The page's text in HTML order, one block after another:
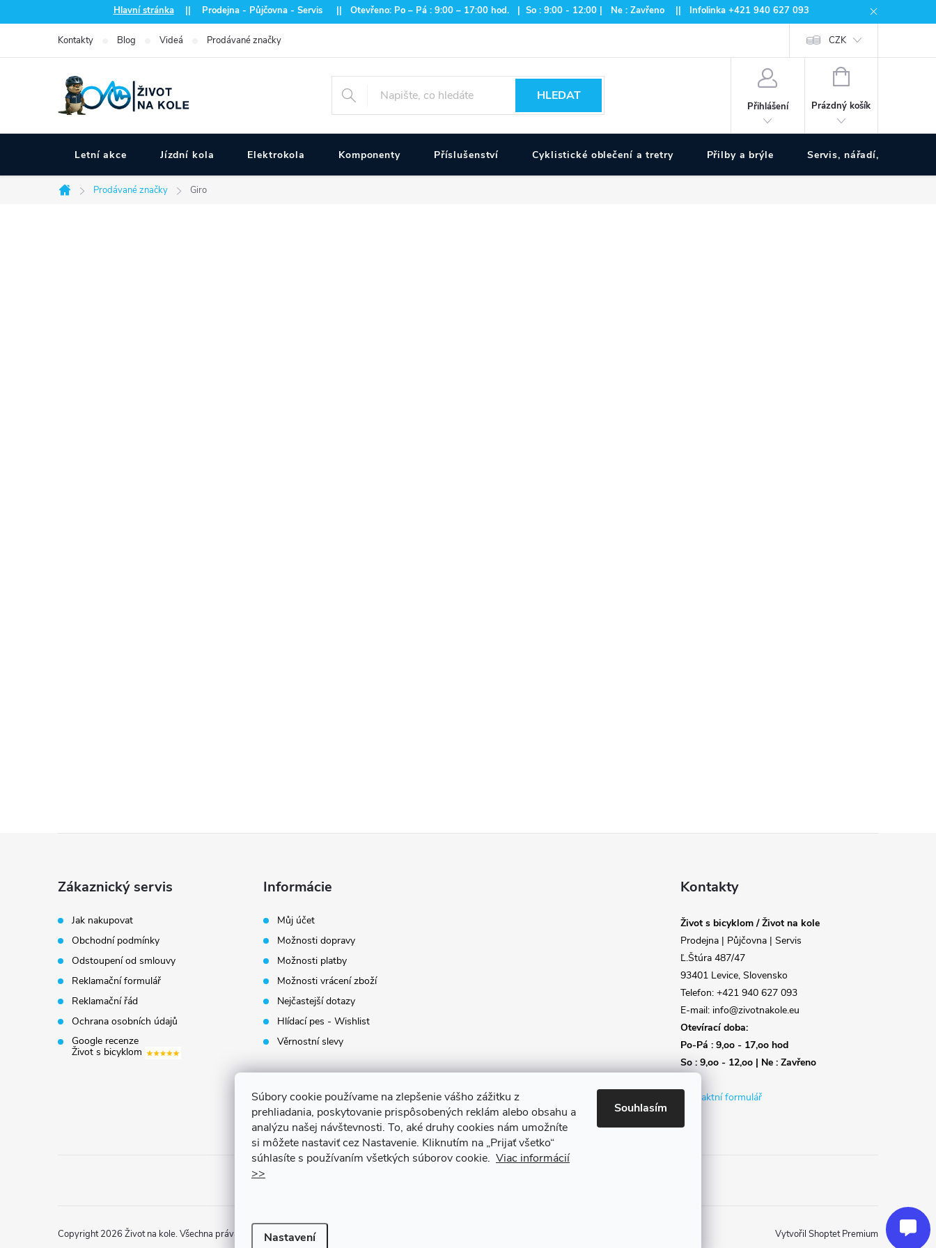
Súbory cookie používame na zlepšenie vášho zážitku z
prehliadania, poskytovanie prispôsobených reklám alebo obsahu a
analýzu našej návštevnosti. To, aké druhy cookies nám umožníte
si môžete nastaviť cez Nastavenie. Kliknutím na „Prijať všetko“
súhlasíte s používaním všetkých súborov cookie. Viac informácií
>>
Nastavení
Souhlasím
na
Hlavní stránka|| Prodejna - Půjčovna - Servis || Otevřeno: Po – Pá : 9:00 – 17:00 hod. | So : 9:00 - 12:00 | Ne : Zavřeno || Infolinka +421 940 627 093
Kontakty Blog Videá Prodávané značky CZK
HLEDAT
Přihlášení
NÁKUPNÍ
Prázdný košík
Letní akce Jízdní kola Elektrokola Komponenty Příslušenství Cyklistické oblečení a tretry Přilby a brýle Servis, nářadí, pumpy
Domů
Prodávané značky Giro
Zákaznický servis
Jak nakupovat
Obchodní podmínky
Odstoupení od smlouvy
Reklamační formulář
Reklamační řád
Ochrana osobních údajů
Google recenze
Život s bicyklom
Informácie
Můj účet
Možnosti dopravy
Možnosti platby
Možnosti vrácení zboží
Nejčastejší dotazy
Hlídací pes - Wishlist
Věrnostní slevy
Kontakty
Život s bicyklom / Život na kole
Prodejna | Půjčovna | Servis
Ľ.Štúra 487/47
93401 Levice, Slovensko
Telefon: +421 940 627 093
E-mail: info@zivotnakole.eu
Otevírací doba:
Po-Pá : 9,oo - 17,oo hod
So : 9,oo - 12,oo | Ne : Zavřeno
Kontaktní formulář
Vytvořil Shoptet Premium
Copyright 2026 Život na kole. Všechna práva vyhrazena.Upravit nastavení cookies
Poslat